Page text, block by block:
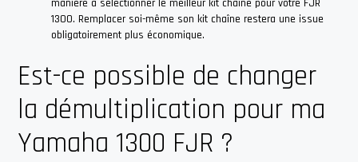
manière à sélectionner le meilleur kit chaîne pour votre FJR
1300. Remplacer soi-même son kit chaîne restera une issue
obligatoirement plus économique.
Est-ce possible de changer
la démultiplication pour ma
Yamaha 1300 FJR ?